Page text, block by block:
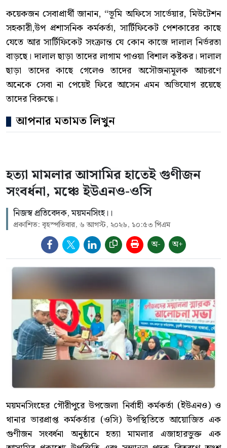
কয়েকজন সেবাপ্রার্থী জানান, “ভূমি অফিসে সার্ভেয়ার, মিউটেশন
সহকারী,উপ প্রশাসনিক কর্মকর্তা, সার্টিফিকেট পেশকারের কাছে
যেতে আর সার্টিফিকেট সংক্রান্ত যে কোন কাজে দালাল নির্ভরতা
বাড়ছে। দালাল ছাড়া তাদের লাগাম পাওয়া বিশাল কষ্টকর। দালাল
ছাড়া তাদের কাছে গেলেও তাদের অসৌজন্যমূলক আচরণে
অনেকে সেবা না পেয়েই ফিরে আসেন এমন অভিযোগ রয়েছে
তাদের বিরুদ্ধে।
আপনার মতামত লিখুন
হত্যা মামলার আসামির হাতেই গুণীজন
সংবর্ধনা, মঞ্চে ইউএনও-ওসি
নিজস্ব প্রতিবেদক, ময়মনসিংহ।।
প্রকাশিত: বৃহস্পতিবার, ৬ আগস্ট, ২০২৬, ১০:৫৩ পিএম
অ- অ+
ময়মনসিংহের গৌরীপুরে উপজেলা নির্বাহী কর্মকর্তা (ইউএনও) ও
থানার ভারপ্রাপ্ত কর্মকর্তার (ওসি) উপস্থিতিতে আয়োজিত এক
গুণীজন সংবর্ধনা অনুষ্ঠানে হত্যা মামলার এজাহারভুক্ত এক